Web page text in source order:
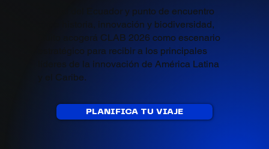
Capital del Ecuador y punto de encuentro
entre historia, innovación y biodiversidad,
Quito acogerá CLAB 2026 como escenario
estratégico para recibir a los principales
líderes de la innovación de América Latina
y el Caribe.
PLANIFICA TU VIAJE